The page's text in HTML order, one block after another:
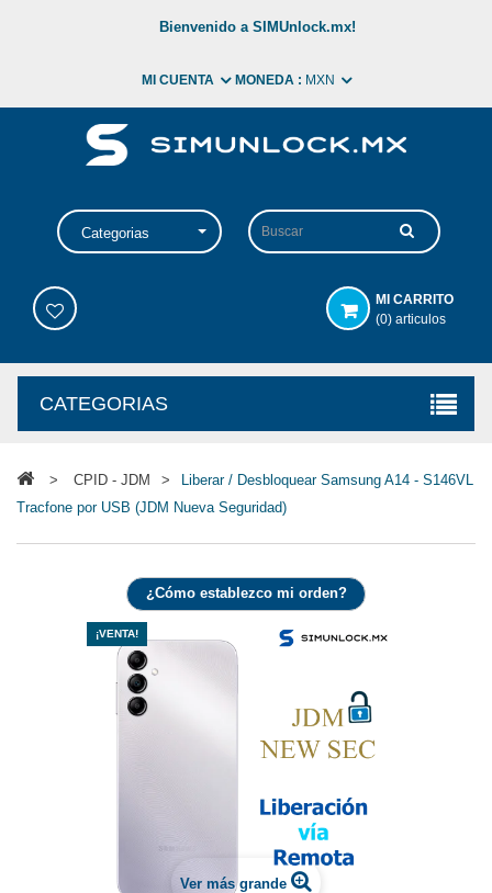
Bienvenido a SIMUnlock.mx!
MI CUENTA MONEDA : MXN
Categorias
MI CARRITO
(0) articulos
CATEGORIAS
> CPID - JDM >
Liberar / Desbloquear Samsung A14 - S146VL
Tracfone por USB (JDM Nueva Seguridad)
¿Cómo establezco mi orden?
¡VENTA!
Ver más grande